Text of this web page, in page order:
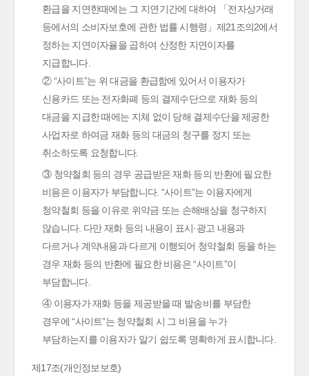
환급을 지연한때에는 그 지연기간에 대하여 「전자상거래
등에서의 소비자보호에 관한 법률 시행령」제21조의2에서
정하는 지연이자율을 곱하여 산정한 지연이자를
지급합니다.
② “사이트”는 위 대금을 환급함에 있어서 이용자가
신용카드 또는 전자화폐 등의 결제수단으로 재화 등의
대금을 지급한 때에는 지체 없이 당해 결제수단을 제공한
사업자로 하여금 재화 등의 대금의 청구를 정지 또는
취소하도록 요청합니다.
③ 청약철회 등의 경우 공급받은 재화 등의 반환에 필요한
비용은 이용자가 부담합니다. “사이트”는 이용자에게
청약철회 등을 이유로 위약금 또는 손해배상을 청구하지
않습니다. 다만 재화 등의 내용이 표시·광고 내용과
다르거나 계약내용과 다르게 이행되어 청약철회 등을 하는
경우 재화 등의 반환에 필요한 비용은 “사이트”이
부담합니다.
④ 이용자가 재화 등을 제공받을 때 발송비를 부담한
경우에 “사이트”는 청약철회 시 그 비용을 누가
부담하는지를 이용자가 알기 쉽도록 명확하게 표시합니다.
제17조(개인정보보호)